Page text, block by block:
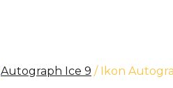
Autograph Ice 9 / Ikon